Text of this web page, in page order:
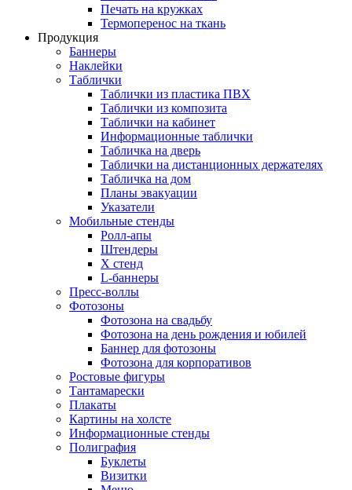
Печать на кружках
Термоперенос на ткань
Продукция
Баннеры
Наклейки
Таблички
Таблички из пластика ПВХ
Таблички из композита
Таблички на кабинет
Информационные таблички
Табличка на дверь
Таблички на дистанционных держателях
Табличка на дом
Планы эвакуации
Указатели
Мобильные стенды
Ролл-апы
Штендеры
Х стенд
L-баннеры
Пресс-воллы
Фотозоны
Фотозона на свадьбу
Фотозона на день рождения и юбилей
Баннер для фотозоны
Фотозона для корпоративов
Ростовые фигуры
Тантамарески
Плакаты
Картины на холсте
Информационные стенды
Полиграфия
Буклеты
Визитки